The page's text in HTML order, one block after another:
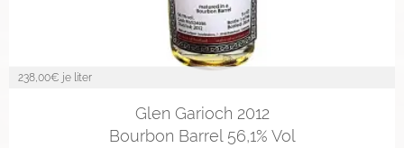
238,00€ je liter
Glen Garioch 2012
Bourbon Barrel 56,1% Vol